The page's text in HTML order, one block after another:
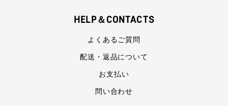
HELP＆CONTACTS
よくあるご質問
配送・返品について
お支払い
問い合わせ